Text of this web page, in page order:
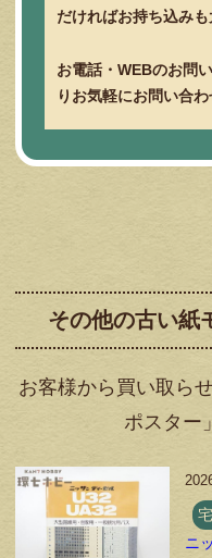
だければお持ち込みも
お電話・WEBのお問
りお気軽にお問い合わ
その他の古い紙
お客様から買い取ら
ポスター
ニ